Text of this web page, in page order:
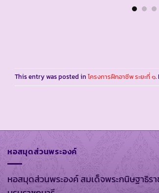
This entry was posted in โครงการฝึกอาชีพ ระยะที่ ๑.
หอสมุดส่วนพระองค์
หอสมุดส่วนพระองค์ สมเด็จพระกนิษฐาธิร